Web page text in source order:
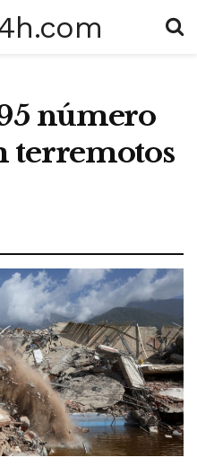
número
terremotos